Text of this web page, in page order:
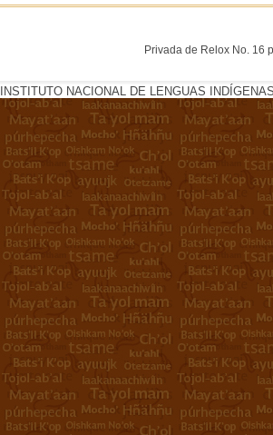
Privada de Relox No. 16
INSTITUTO NACIONAL DE LENGUAS